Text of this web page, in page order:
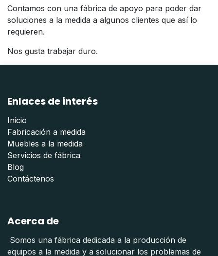
Contamos con una fábrica de apoyo para poder dar
soluciones a la medida a algunos clientes que así lo
requieren.
Nos gusta trabajar duro.
Enlaces de interés
Inicio
Fabricación a medida
Muebles a la medida
Servicios de fábrica
Blog
Contáctenos
Acerca de
Somos una fábrica dedicada a la producción de
equipos a la medida y a solucionar los problemas de